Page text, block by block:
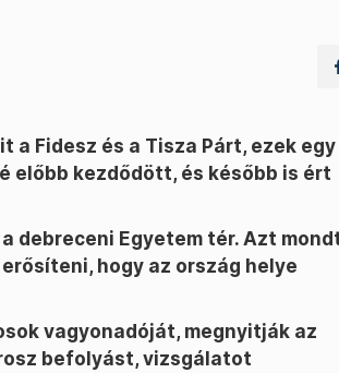
Fidesz és a Tisza Párt, ezek egy
előbb kezdődött, és később is ért
debreceni Egyetem tér. Azt
hogy az ország helye
vagyonadóját, megnyitják az
befolyást, vizsgálatot